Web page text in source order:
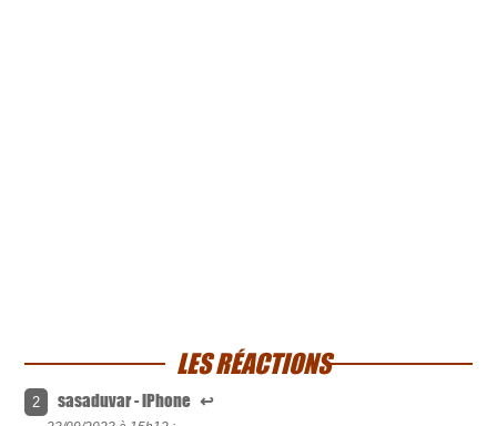
LES RÉACTIONS
2 sasaduvar - iPhone ↩